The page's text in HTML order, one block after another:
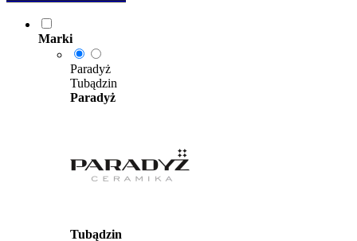
Marki
Paradyż
Tubądzin
Paradyż
Tubądzin